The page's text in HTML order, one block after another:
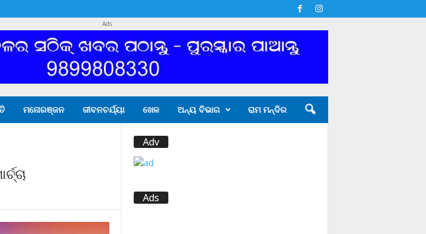
Ads
ମନୋରଞ୍ଜନ ଜୀବନଚର୍ଯ୍ୟା ଖେଳ ଅନ୍ୟ ବିଭାଗ ରାମ ମନ୍ଦିର
Adv
Ads